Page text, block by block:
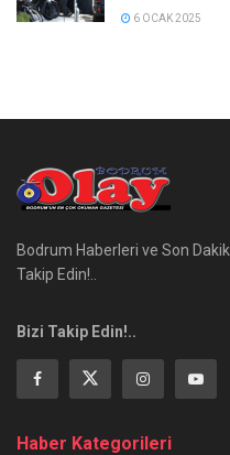
6 OCAK 2025
Bodrum Haberleri ve Son
Takip Edin!..
Bizi Takip Edin!..
Haber Kategorileri